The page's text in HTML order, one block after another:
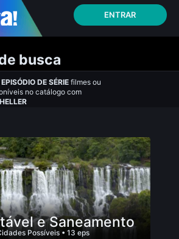
ENTRAR
busca
EPISÓDIO DE SÉRIE filmes ou
no catálogo com
e Saneamento
Possíveis • 13 eps